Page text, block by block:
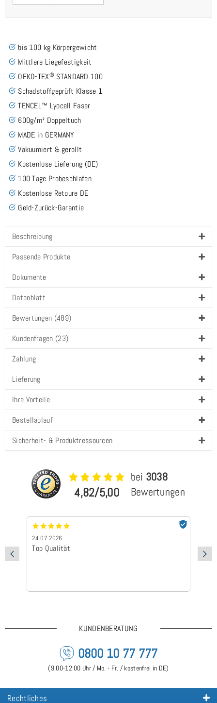
bis 100 kg Körpergewicht
Mittlere Liegefestigkeit
OEKO-TEX® STANDARD 100
Schadstoffgeprüft Klasse 1
TENCEL™ Lyocell Faser
600g/m² Doppeltuch
MADE in GERMANY
Vakuumiert & gerollt
Kostenlose Lieferung (DE)
100 Tage Probeschlafen
Kostenlose Retoure DE
Geld-Zurück-Garantie
Beschreibung
Passende Produkte
Dokumente
Datenblatt
Bewertungen (489)
Kundenfragen (23)
Zahlung
Lieferung
Ihre Vorteile
Bestellablauf
Sicherheit- & Produktressourcen
4,82/5,00
bei 3038
Bewertungen
24.07.2026
Top Qualität
KUNDENBERATUNG
0800 10 77 777
(9:00-12:00 Uhr / Mo. - Fr. / kostenfrei in DE)
Rechtliches